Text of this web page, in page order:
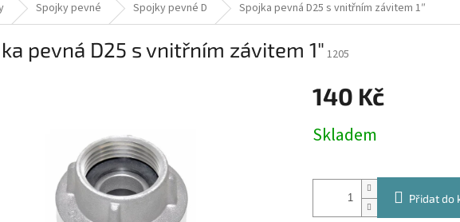
Spojky pevné Spojky pevné D Spojka pevná D25 s vnitřním závitem 1″
pevná D25 s vnitřním závitem 1″ 1205
140 Kč
cena:
Skladem
Přidat do